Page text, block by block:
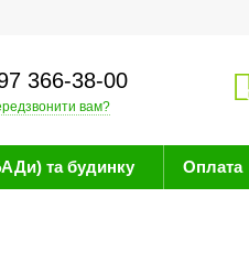
366-38-00
вам?
та будинку Оплата